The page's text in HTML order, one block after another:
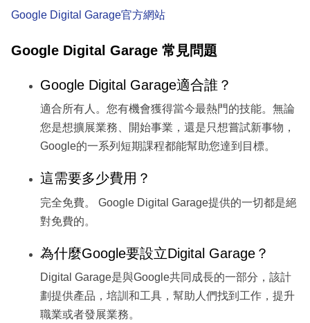
Google Digital Garage官方網站
Google Digital Garage 常見問題
Google Digital Garage適合誰？
適合所有人。您有機會獲得當今最熱門的技能。無論
您是想擴展業務、開始事業，還是只想嘗試新事物，
Google的一系列短期課程都能幫助您達到目標。
這需要多少費用？
完全免費。 Google Digital Garage提供的一切都是絕
對免費的。
為什麼Google要設立Digital Garage？
Digital Garage是與Google共同成長的一部分，該計
劃提供產品，培訓和工具，幫助人們找到工作，提升
職業或者發展業務。